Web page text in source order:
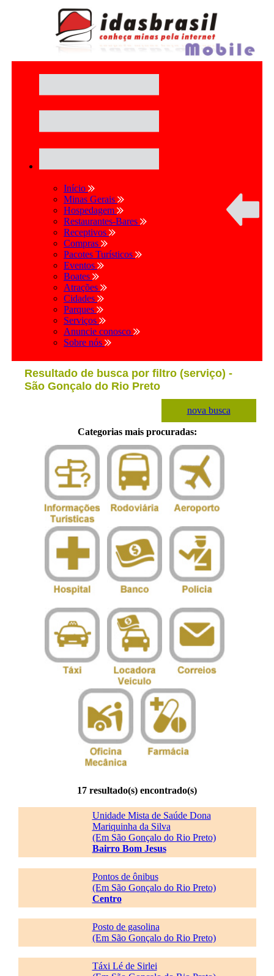
Início
Minas Gerais
Hospedagem
Restaurantes-Bares
Receptivos
Compras
Pacotes Turísticos
Eventos
Boates
Atrações
Cidades
Parques
Serviços
Anuncie conosco
Sobre nós
Resultado de busca por filtro (serviço) -
São Gonçalo do Rio Preto
nova busca
Categorias mais procuradas:
17 resultado(s) encontrado(s)
Unidade Mista de Saúde Dona
Mariquinha da Silva
(Em São Gonçalo do Rio Preto)
Bairro Bom Jesus
Pontos de ônibus
(Em São Gonçalo do Rio Preto)
Centro
Posto de gasolina
(Em São Gonçalo do Rio Preto)
Táxi Lé de Sirlei